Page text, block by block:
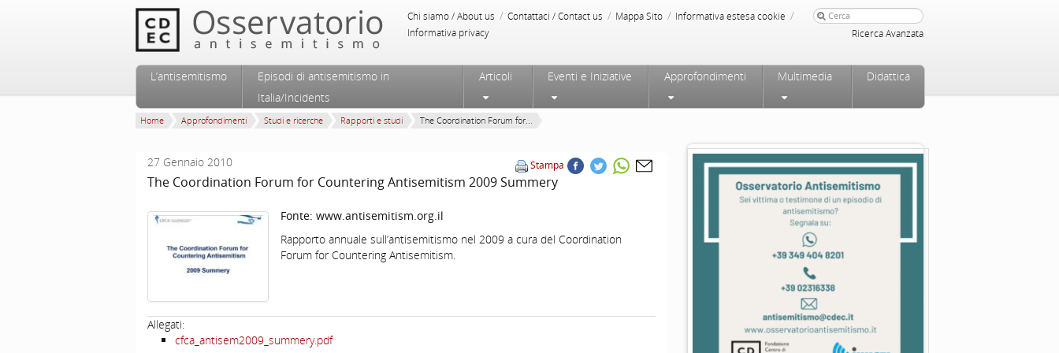
Chi siamo / About us / Contattaci / Contact us / Mappa Sito / Informativa estesa cookie /
Informativa privacy Ricerca Avanzata
Menu principale
Vai al contenuto principale
Vai al contenuto secondario
L’antisemitismo
Episodi di antisemitismo in
Italia/Incidents
Articoli Eventi e Iniziative Approfondimenti Multimedia Didattica
Home Approfondimenti Studi e ricerche Rapporti e studi The Coordination Forum for...
Stampa
27 Gennaio 2010
The Coordination Forum for Countering Antisemitism 2009 Summery
Fonte: www.antisemitism.org.il
Rapporto annuale sull’antisemitismo nel 2009 a cura del Coordination
Forum for Countering Antisemitism.
Allegati:
cfca_antisem2009_summery.pdf